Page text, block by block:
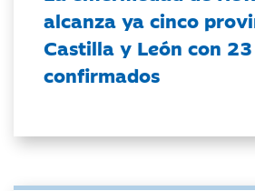
alcanza ya cinco
Castilla y León con
confirmados